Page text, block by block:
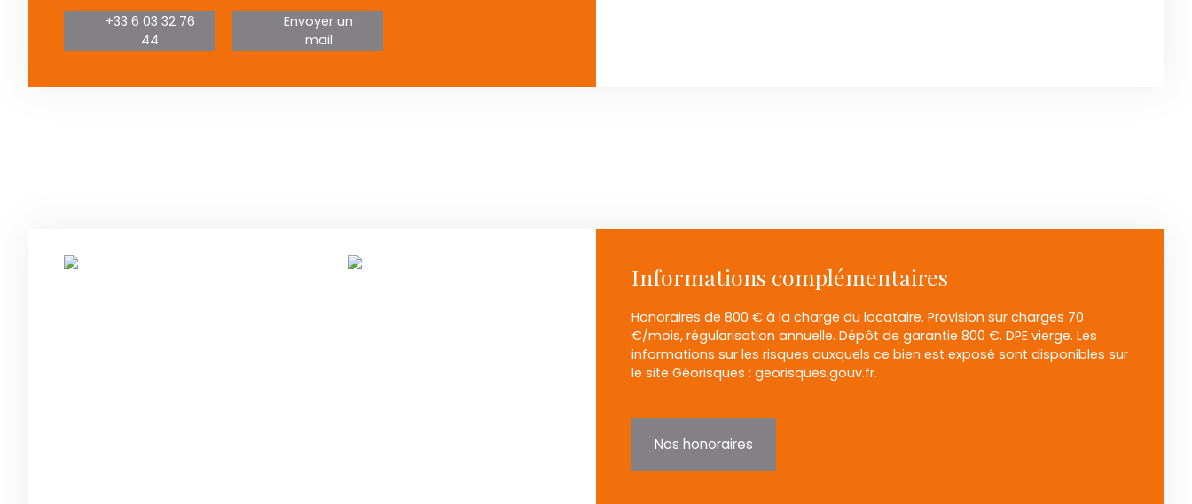
+33 6 03 32 76
44
Envoyer un
mail
Informations complémentaires
Honoraires de 800 € à la charge du locataire. Provision sur charges 70
€/mois, régularisation annuelle. Dépôt de garantie 800 €. DPE vierge. Les
informations sur les risques auxquels ce bien est exposé sont disponibles sur
le site Géorisques : georisques.gouv.fr.
Nos honoraires